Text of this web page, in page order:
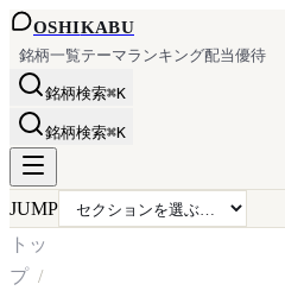
OSHIKABU
銘柄一覧テーマランキング配当優待
銘柄検索⌘K
銘柄検索⌘K
JUMP
トッ
プ